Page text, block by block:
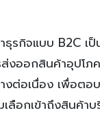
รกิจแบบ B2C เ
ส่งออกสินค้าอุปโภ
งต่อเนื่อง เพื่อต
ลือกเข้าถึงสินค้า